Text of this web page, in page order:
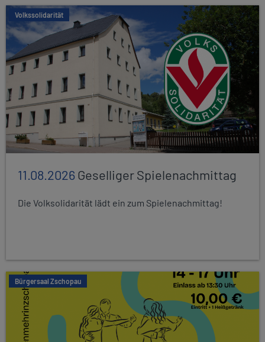
Volkssolidarität
11.08.2026Geselliger Spielenachmittag
Die Volksolidarität lädt ein zum Spielenachmittag!
Bürgersaal Zschopau